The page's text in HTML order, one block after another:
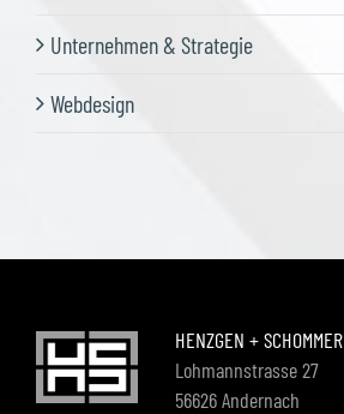
Unternehmen & Strategie
Webdesign
HENZGEN + SCHOMMER
Lohmannstrasse 27
56626 Andernach